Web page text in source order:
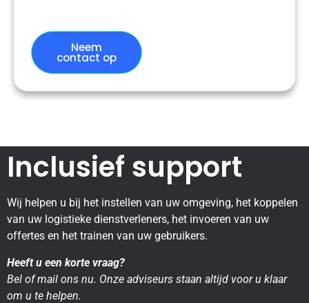
Neem
contact op
Inclusief support
Wij helpen u bij het instellen van uw omgeving, het koppelen
van uw logistieke dienstverleners, het invoeren van uw
offertes en het trainen van uw gebruikers.
Heeft u een korte vraag?
Bel of mail ons nu. Onze adviseurs staan altijd voor u klaar
om u te helpen.